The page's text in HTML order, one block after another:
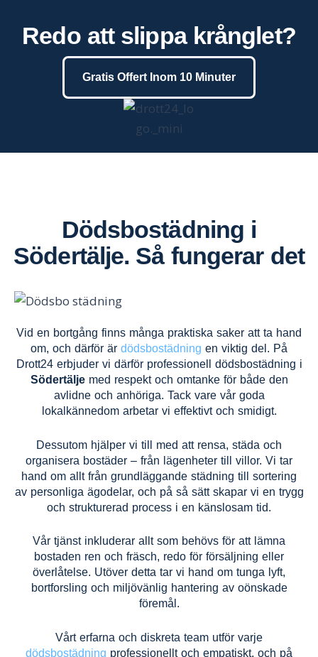
Redo att slippa krånglet?
Gratis Offert Inom 10 Minuter
Dödsbostädning i
Södertälje. Så fungerar det
Vid en bortgång finns många praktiska saker att ta hand
om, och därför är dödsbostädning en viktig del. På
Drott24 erbjuder vi därför professionell dödsbostädning i
Södertäljemed respekt och omtanke för både den
avlidne och anhöriga. Tack vare vår goda
lokalkännedom arbetar vi effektivt och smidigt.
Dessutom hjälper vi till med att rensa, städa och
organisera bostäder – från lägenheter till villor. Vi tar
hand om allt från grundläggande städning till sortering
av personliga ägodelar, och på så sätt skapar vi en trygg
och strukturerad process i en känslosam tid.
Vår tjänst inkluderar allt som behövs för att lämna
bostaden ren och fräsch, redo för försäljning eller
överlåtelse. Utöver detta tar vi hand om tunga lyft,
bortforsling och miljövänlig hantering av oönskade
föremål.
Vårt erfarna och diskreta team utför varje
dödsbostädning professionellt och empatiskt, och på